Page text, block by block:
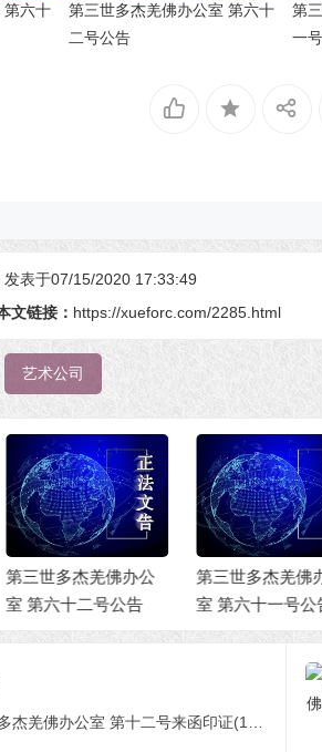
第六十
第三世多杰羌佛办公室 第六十
二号公告
第
一
发表于07/15/2020 17:33:49
文链接： https://xueforc.com/2285.html
艺术公司
第三世多杰羌佛办公
室 第六十一号公告(1
2/08/2021)
第三世多杰羌佛
室 第六十号公
7/2021)
第三世多杰羌佛办公室 第十二号来函印证(10/13/2014)